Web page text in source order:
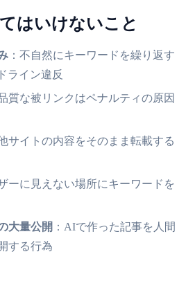
はいけないこと
：不自然にキーワードを繰り返す
ライン違反
質な被リンクはペナルティの原因
サイトの内容をそのまま転載する
ーに見えない場所にキーワードを
大量公開 ：AIで作った記事を人間
する行為